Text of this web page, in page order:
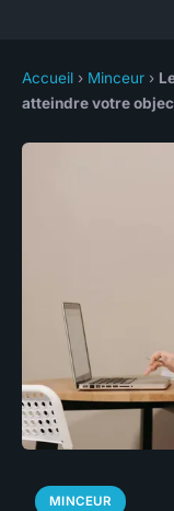
Accueil › Minceur ›
atteindre votre
MINCEUR